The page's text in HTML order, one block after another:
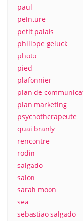
paul
peinture
petit palais
philippe geluck
photo
pied
plafonnier
plan de
plan marketing
psychotherapeute
quai branly
rencontre
rodin
salgado
salon
sarah moon
sea
sebastiao salgado